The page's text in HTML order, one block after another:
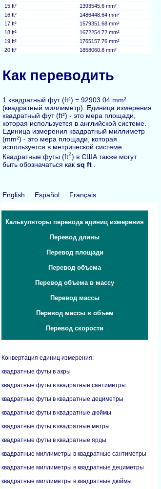
15 ft²
1393545.6 mm²
16 ft²
1486448.64 mm²
17 ft²
1579351.68 mm²
18 ft²
1672254.72 mm²
19 ft²
1765157.76 mm²
20 ft²
1858060.8 mm²
Как переводить
1 квадратный фут (ft²) = 92903.04 mm²
(квадратный миллиметр). Единица измерения
квадратный фут (ft²) - это мера площади,
которая используется в английской системе.
Единица измерения квадратный миллиметр
(mm²) - это мера площади, которая
используется в метрической системе.
Квадратные футы (ft2) в США также могут
быть обозначаться как sq ft
English Español Français
Калькуляторы перевода единиц измерения
Перевод длины
Перевод площади
Перевод объема
Перевод объема в массу
Перевод массы
Перевод массы в объем
Перевод скорости
Конвертация единиц измерения:
квадратные футы в акры
квадратные футы в квадратные сантиметры
квадратные футы в квадратные дециметры
квадратные футы в квадратные дюймы
квадратные футы в квадратные метры
квадратные футы в квадратные ярды
квадратные миллиметры в квадратные сантиметры
квадратные миллиметры в квадратные дециметры
квадратные миллиметры в квадратные дюймы